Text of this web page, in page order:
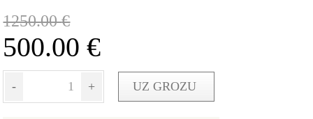
1250.00€
500.00€
- + UZ GROZU